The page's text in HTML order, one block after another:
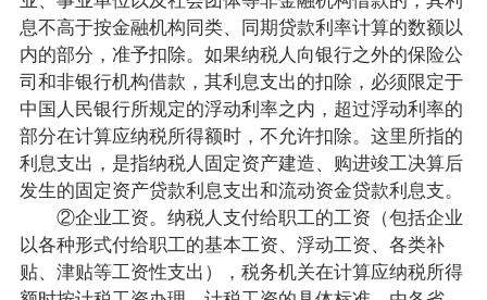
息不高于按金融机构同类、同期贷款利率计算的数额以
内的部分，准予扣除。如果纳税人向银行之外的保险公
司和非银行机构借款，其利息支出的扣除，必须限定于
中国人民银行所规定的浮动利率之内，超过浮动利率的
部分在计算应纳税所得额时，不允许扣除。这里所指的
利息支出，是指纳税人固定资产建造、购进竣工决算后
发生的固定资产贷款利息支出和流动资金贷款利息支。
②企业工资。纳税人支付给职工的工资（包括企业
以各种形式付给职工的基本工资、浮动工资、各类补
贴、津贴等工资性支出），税务机关在计算应纳税所得